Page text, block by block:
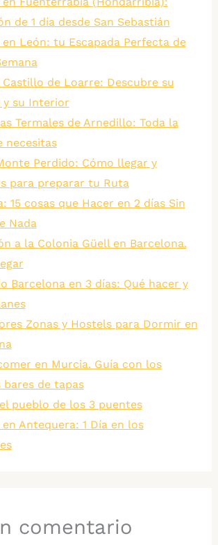
de 1 día desde San Sebastián
en León: tu Escapada Perfecta de
Castillo de Loarre: Descubre su
y su Interior
Termales de Arnedillo: Toda la
necesitas
Perdido: Cómo llegar y
para preparar tu Ruta
15 cosas que Hacer en 2 días Sin
Nada
a la Colonia Güell en Barcelona.
Barcelona en 3 días: Qué hacer y
Zonas y Hostels para Dormir en
en Murcia. Guía con los
bares de tapas
pueblo de los 3 puentes
en Antequera: 1 Día en los
comentario